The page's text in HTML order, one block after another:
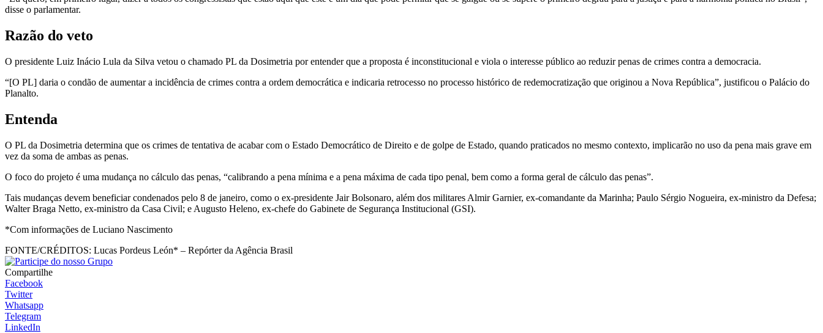
disse o parlamentar.
Razão do veto
O presidente Luiz Inácio Lula da Silva vetou o chamado PL da Dosimetria por entender que a proposta é inconstitucional e viola o interesse público ao reduzir penas de crimes contra a democracia.
“[O PL] daria o condão de aumentar a incidência de crimes contra a ordem democrática e indicaria retrocesso no processo histórico de redemocratização que originou a Nova República”, justificou o Palácio do
Planalto.
Entenda
O PL da Dosimetria determina que os crimes de tentativa de acabar com o Estado Democrático de Direito e de golpe de Estado, quando praticados no mesmo contexto, implicarão no uso da pena mais grave em
vez da soma de ambas as penas.
O foco do projeto é uma mudança no cálculo das penas, “calibrando a pena mínima e a pena máxima de cada tipo penal, bem como a forma geral de cálculo das penas”.
Tais mudanças devem beneficiar condenados pelo 8 de janeiro, como o ex-presidente Jair Bolsonaro, além dos militares Almir Garnier, ex-comandante da Marinha; Paulo Sérgio Nogueira, ex-ministro da Defesa;
Walter Braga Netto, ex-ministro da Casa Civil; e Augusto Heleno, ex-chefe do Gabinete de Segurança Institucional (GSI).
*Com informações de Luciano Nascimento
FONTE/CRÉDITOS: Lucas Pordeus León* – Repórter da Agência Brasil
Compartilhe
Facebook
Twitter
Whatsapp
Telegram
LinkedIn